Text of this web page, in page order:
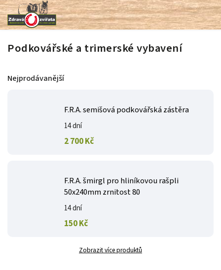
Podkovářské a trimerské vybavení
Nejprodávanější
F.R.A. semišová podkovářská zástěra
14 dní
2 700 Kč
F.R.A. šmirgl pro hliníkovou rašpli
50x240mm zrnitost 80
14 dní
150 Kč
Zobrazit více produktů